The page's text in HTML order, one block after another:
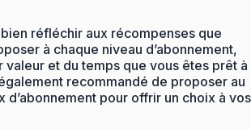
réfléchir aux récompenses que
à chaque niveau d’abonnement,
valeur et du temps que vous êtes prêt à
recommandé de proposer au
d’abonnement pour offrir un choix à vos